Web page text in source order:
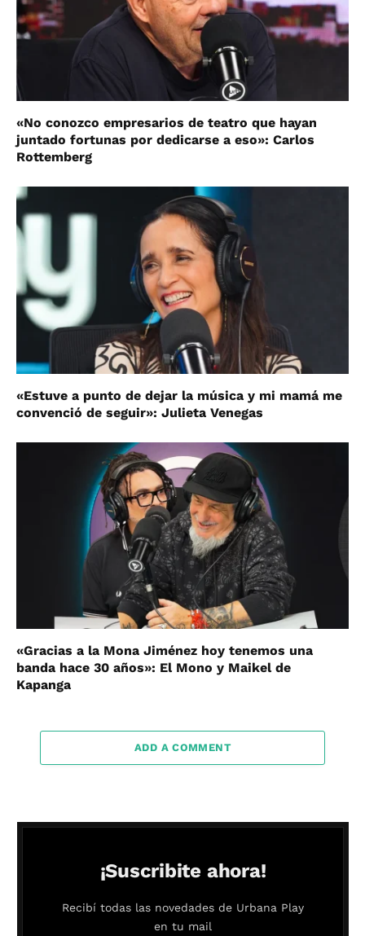
«No conozco empresarios de teatro que hayan
juntado fortunas por dedicarse a eso»: Carlos
Rottemberg
«Estuve a punto de dejar la música y mi mamá me
convenció de seguir»: Julieta Venegas
«Gracias a la Mona Jiménez hoy tenemos una
banda hace 30 años»: El Mono y Maikel de
Kapanga
ADD A COMMENT
¡Suscribite ahora!
Recibí todas las novedades de Urbana Play
en tu mail